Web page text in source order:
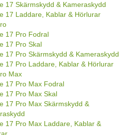
17 Skärmskydd & Kameraskydd
17 Laddare, Kablar & Hörlurar
17 Pro Fodral
17 Pro Skal
17 Pro Skärmskydd & Kameraskydd
17 Pro Laddare, Kablar & Hörlurar
Max
17 Pro Max Fodral
17 Pro Max Skal
17 Pro Max Skärmskydd &
17 Pro Max Laddare, Kablar &